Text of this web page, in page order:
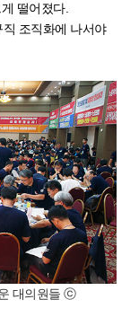
떨어졌다.
조직화에 나서야
대의원들 ⓒ